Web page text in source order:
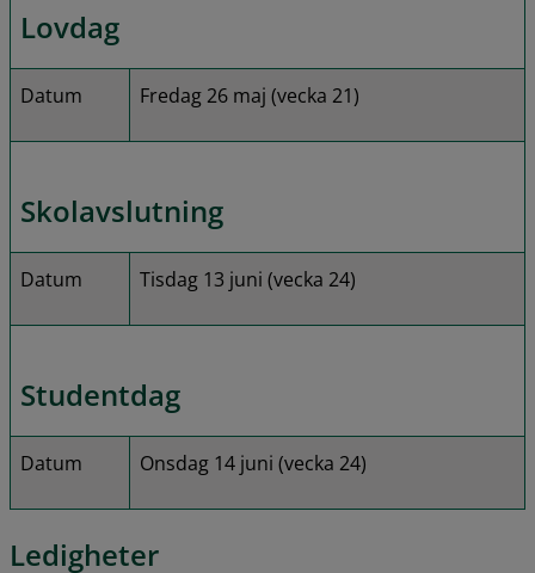
Lovdag
Datum Fredag 26 maj (vecka 21)
Skolavslutning
Datum Tisdag 13 juni (vecka 24)
Studentdag
Datum Onsdag 14 juni (vecka 24)
Ledigheter